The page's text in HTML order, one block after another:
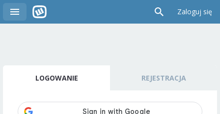
Zaloguj się
LOGOWANIE REJESTRACJA